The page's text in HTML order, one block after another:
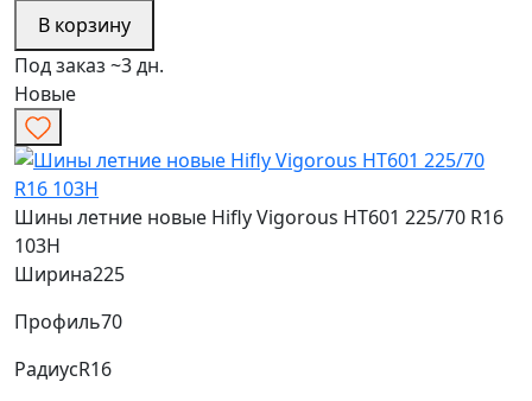
В корзину
Под заказ ~3 дн.
Новые
Шины летние новые Hifly Vigorous HT601 225/70 R16
103H
Ширина225
Профиль70
РадиусR16